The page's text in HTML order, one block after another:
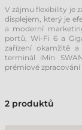
V zájmu flexibility je
displejem, který je
a moderní
portů, Wi-Fi 6 a
zařízení okamžitě
terminál iMin
prémiové
2 produktů